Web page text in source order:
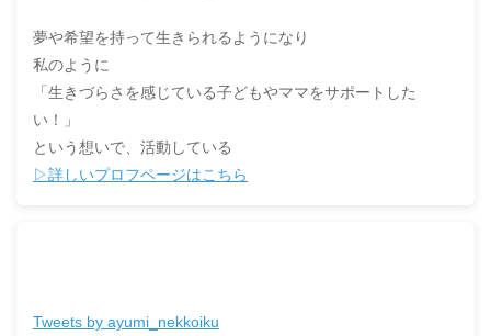
夢や希望を持って生きられるようになり
私のように
「生きづらさを感じている子どもやママをサポートした
い！」
という想いで、活動している
▷詳しいプロフページはこちら
Tweets by ayumi_nekkoiku